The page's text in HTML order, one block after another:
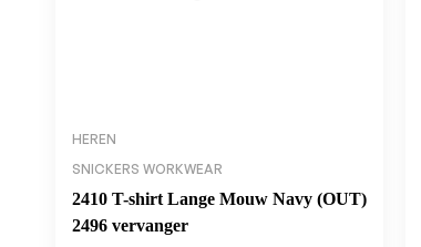
HEREN
SNICKERS WORKWEAR
2410 T-shirt Lange Mouw Navy (OUT)
2496 vervanger